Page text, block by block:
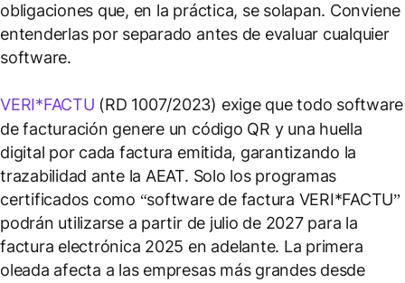
obligaciones que, en la práctica, se solapan. Conviene
entenderlas por separado antes de evaluar cualquier
software.
VERI*FACTU (RD 1007/2023) exige que todo software
de facturación genere un código QR y una huella
digital por cada factura emitida, garantizando la
trazabilidad ante la AEAT. Solo los programas
certificados como “software de factura VERI*FACTU”
podrán utilizarse a partir de julio de 2027 para la
factura electrónica 2025 en adelante. La primera
oleada afecta a las empresas más grandes desde